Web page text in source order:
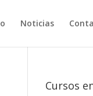
Noticias
Cursos